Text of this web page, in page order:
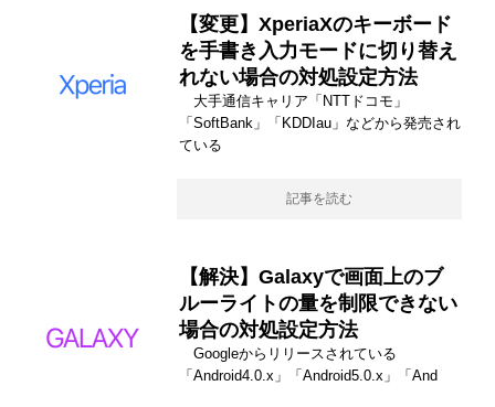
【変更】XperiaXのキーボード
を手書き入力モードに切り替え
れない場合の対処設定方法
大手通信キャリア「NTTドコモ」
「SoftBank」「KDDIau」などから発売され
ている
記事を読む
【解決】Galaxyで画面上のブ
ルーライトの量を制限できない
場合の対処設定方法
Googleからリリースされている
「Android4.0.x」「Android5.0.x」「And